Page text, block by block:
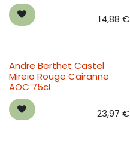
14,88 €
Andre Berthet Castel
Mireio Rouge Cairanne
AOC 75cl
23,97 €